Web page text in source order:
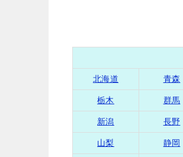
北海道 青森
栃木 群馬
新潟 長野
山梨 静岡